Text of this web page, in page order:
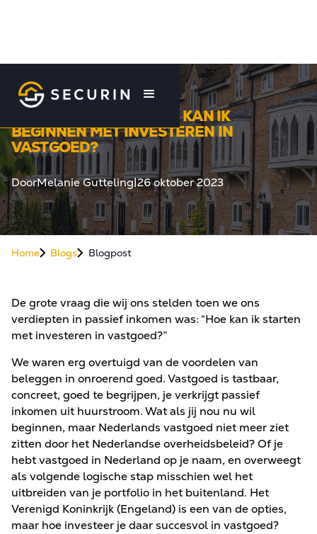
PASSIEF INKOMEN: HOE KAN IK
BEGINNEN MET INVESTEREN IN
VASTGOED?
DoorMelanie Gutteling|26 oktober 2023
Home Blogs Blogpost
De grote vraag die wij ons stelden toen we ons
verdiepten in passief inkomen was: “Hoe kan ik starten
met investeren in vastgoed?”
We waren erg overtuigd van de voordelen van
beleggen in onroerend goed. Vastgoed is tastbaar,
concreet, goed te begrijpen, je verkrijgt passief
inkomen uit huurstroom. Wat als jij nou nu wil
beginnen, maar Nederlands vastgoed niet meer ziet
zitten door het Nederlandse overheidsbeleid? Of je
hebt vastgoed in Nederland op je naam, en overweegt
als volgende logische stap misschien wel het
uitbreiden van je portfolio in het buitenland. Het
Verenigd Koninkrijk (Engeland) is een van de opties,
maar hoe investeer je daar succesvol in vastgoed?